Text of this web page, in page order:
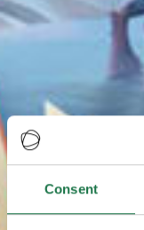
Consent